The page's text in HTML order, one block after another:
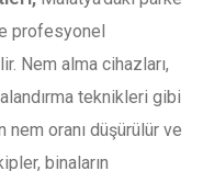
profesyonel
Nem alma cihazları,
teknikleri gibi
nem oranı düşürülür ve
binaların